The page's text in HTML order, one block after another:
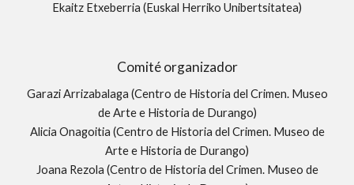
Ekaitz Etxeberria (Euskal Herriko Unibertsitatea)
Comité organizador
Garazi Arrizabalaga (Centro de Historia del Crimen. Museo
de Arte e Historia de Durango)
Alicia Onagoitia (Centro de Historia del Crimen. Museo de
Arte e Historia de Durango)
Joana Rezola (Centro de Historia del Crimen. Museo de